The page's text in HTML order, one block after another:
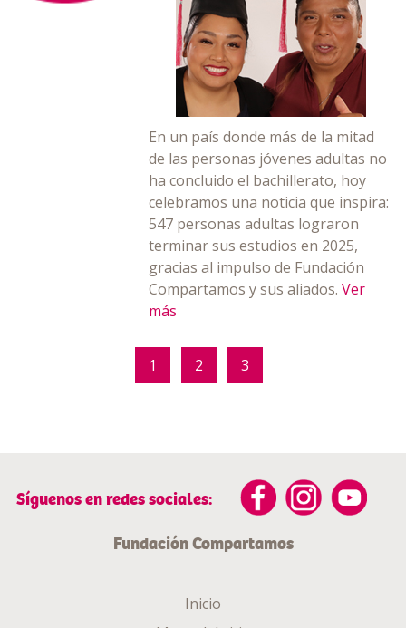
En un país donde más de la mitad
de las personas jóvenes adultas no
ha concluido el bachillerato, hoy
celebramos una noticia que inspira:
547 personas adultas lograron
terminar sus estudios en 2025,
gracias al impulso de Fundación
Compartamos y sus aliados.Ver
más
1 2 3
Síguenos en redes sociales:
Fundación Compartamos
Inicio